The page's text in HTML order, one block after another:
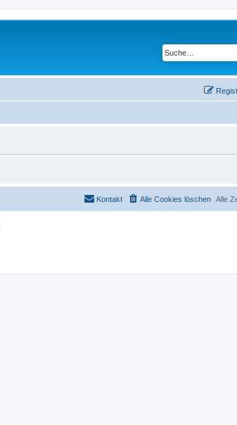
Alle
Alle Cookies löschen
Kontakt